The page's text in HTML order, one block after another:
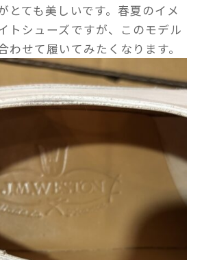
とても美しいです。春夏のイメ
トシューズですが、このモデル
わせて履いてみたくなります。